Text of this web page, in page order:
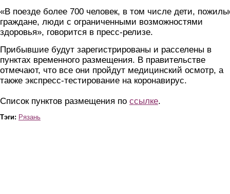
«В поезде более 700 человек, в том числе дети,
граждане, люди с ограниченными возможностями
здоровья», говорится в пресс-релизе.
Прибывшие будут зарегистрированы и расселены в
пунктах временного размещения. В правительстве
отмечают, что все они пройдут медицинский осмотр, а
также экспресс-тестирование на коронавирус.
Список пунктов размещения по ссылке.
Тэги: Рязань